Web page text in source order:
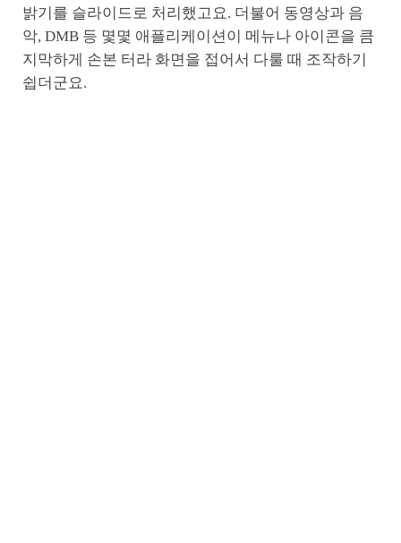
밝기를 슬라이드로 처리했고요. 더불어 동영상과 음
악, DMB 등 몇몇 애플리케이션이 메뉴나 아이콘을 큼
지막하게 손본 터라 화면을 접어서 다룰 때 조작하기
쉽더군요.